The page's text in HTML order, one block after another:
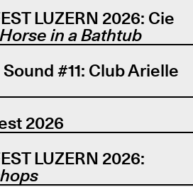
LUZERN 2026: Cie
in a Bathtub
#11: Club Arielle
2026
LUZERN 2026: